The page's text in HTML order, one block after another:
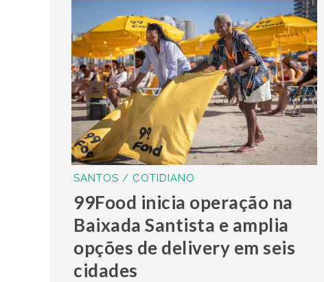
SANTOS / COTIDIANO
99Food inicia operação na
Baixada Santista e amplia
opções de delivery em seis
cidades